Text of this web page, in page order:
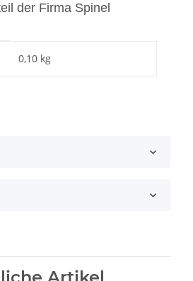
der Firma Spinel
0,10 kg